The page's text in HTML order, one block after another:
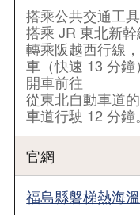
搭乘公共交通工
搭乘 JR 東北新幹
轉乘阪越西行線
車（快速 13 分鐘
開車前往
從東北自動車道
車道行駛 12 分鐘。
官網
福島縣磐梯熱海